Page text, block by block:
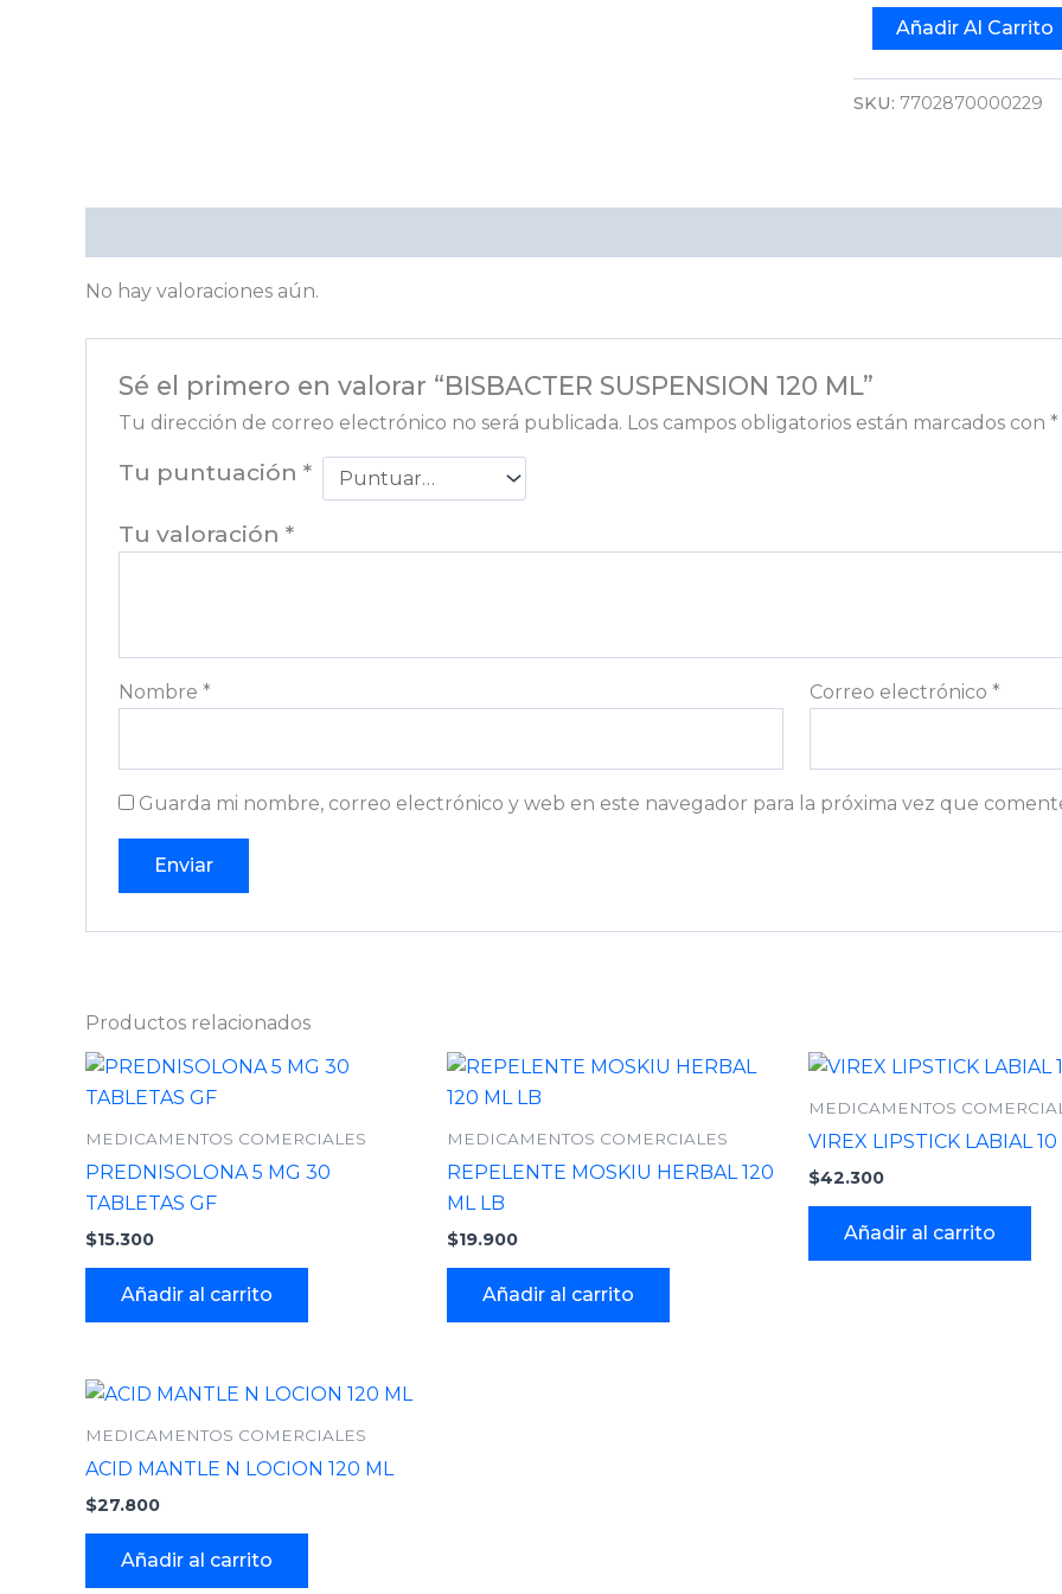
Añadir Al Carrito
SKU: 7702870000229
No hay valoraciones aún.
Sé el primero en valorar “BISBACTER SUSPENSION 120 ML”
Tu dirección de correo electrónico no será publicada. Los campos obligatorios están marcados con *
Tu puntuación *
Tu valoración *
Nombre * Correo electrónico*
Guarda mi nombre, correo electrónico y web en este navegador para la próxima vez que
Productos relacionados
MEDICAMENTOS COMERCIALES
PREDNISOLONA 5 MG 30
TABLETAS GF
$15.300
Añadir al carrito
MEDICAMENTOS COMERCIALES
REPELENTE MOSKIU HERBAL 120
ML LB
$19.900
Añadir al carrito
MEDICAMENTOS
VIREX LIPSTICK LABIAL 10
$42.300
Añadir al carrito
MEDICAMENTOS COMERCIALES
ACID MANTLE N LOCION 120 ML
$27.800
Añadir al carrito